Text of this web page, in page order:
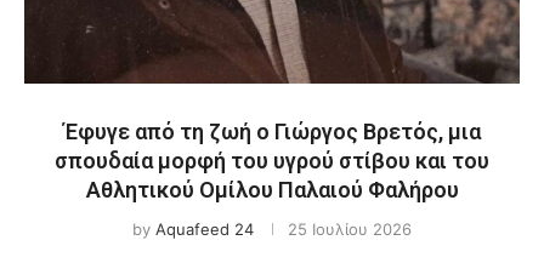
Έφυγε από τη ζωή ο Γιώργος Βρετός, μια
σπουδαία μορφή του υγρού στίβου και του
Αθλητικού Ομίλου Παλαιού Φαλήρου
by Aquafeed 24 25 Ιουλίου 2026